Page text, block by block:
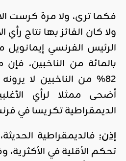
فكما ترى، ولا مرة كرست
ولا كان الفائز بها نتاج رأي
بالمائة من الناخبين،
82% من الناخبين لا
أضحى ممثلا لرأي
الديمقراطية تكريسا في
إذن: فالديمقراطية
تحكم الأقلية في